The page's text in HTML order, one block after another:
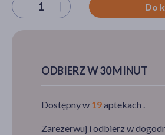
Wybierz ilość Do
ODBIERZ W 30 MINUT
Dostępny w 19aptekach .
Zarezerwuj i odbierz w